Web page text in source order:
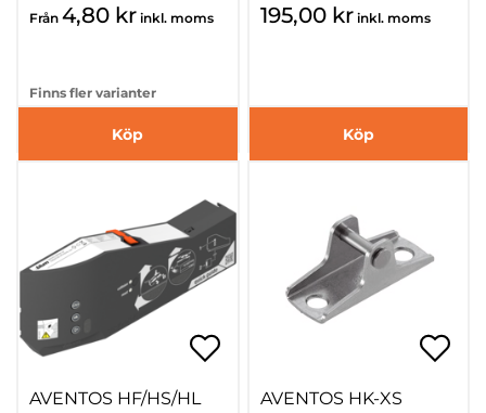
Från 4,80 kr inkl. moms
Finns fler varianter
Köp
195,00 kr inkl. moms
Köp
AVENTOS HF/HS/HL
AVENTOS HK-XS